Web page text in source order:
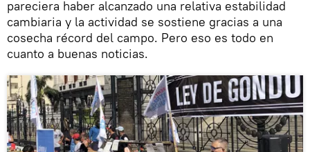
pareciera haber alcanzado una relativa estabilidad
cambiaria y la actividad se sostiene gracias a una
cosecha récord del campo. Pero eso es todo en
cuanto a buenas noticias.